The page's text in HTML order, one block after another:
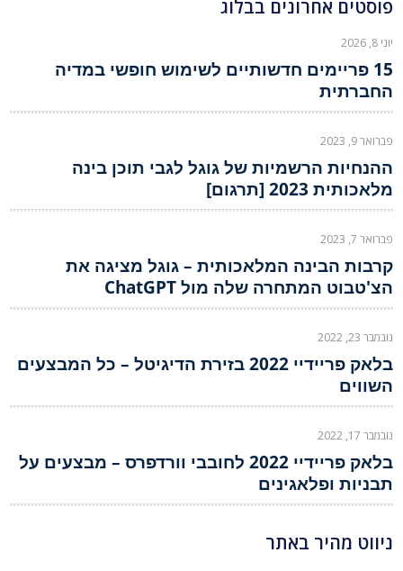
פוסטים אחרונים בבלוג
יוני 8, 2026
15 פריימים חדשותיים לשימוש חופשי במדיה
החברתית
פברואר 9, 2023
ההנחיות הרשמיות של גוגל לגבי תוכן בינה
מלאכותית 2023 [תרגום]
פברואר 7, 2023
קרבות הבינה המלאכותית – גוגל מציגה את
הצ'טבוט המתחרה שלה מול ChatGPT
נובמבר 23, 2022
בלאק פריידיי 2022 בזירת הדיגיטל – כל המבצעים
השווים
נובמבר 17, 2022
בלאק פריידיי 2022 לחובבי וורדפרס – מבצעים על
תבניות ופלאגינים
ניווט מהיר באתר